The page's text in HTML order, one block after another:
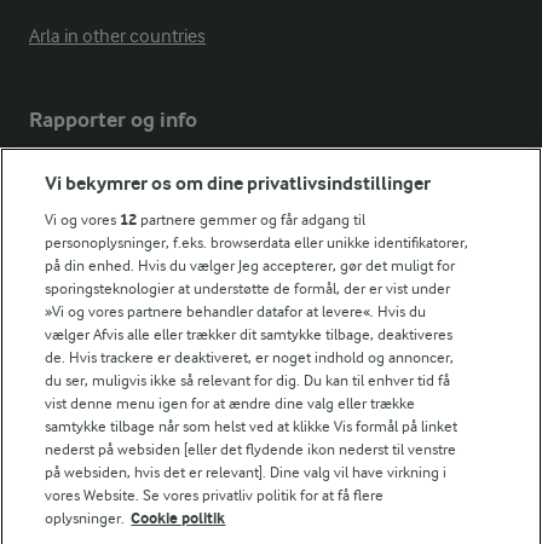
Arla in other countries
Rapporter og info
Årsrapport
FarmAhead™ Check rapport
Andelshaverinfo: Mælkepris
Fødevarestyrelsens smiley-rapporter for Arla Foods
Fødevarestyrelsens smiley-rapporter for Jörd
Fødevarestyrelsens smiley-rapporter for Lurpak PB
Følg
Vi bekymrer os om dine privatlivsindstillinger
Vi og vores 12 partnere gemmer og får adgang til
personoplysninger, f.eks. browserdata eller unikke identifikatorer,
på din enhed. Hvis du vælger Jeg accepterer, gør det muligt for
sporingsteknologier at understøtte de formål, der er vist under
»Vi og vores partnere behandler datafor at levere«. Hvis du
vælger Afvis alle eller trækker dit samtykke tilbage, deaktiveres
de. Hvis trackere er deaktiveret, er noget indhold og annoncer,
du ser, muligvis ikke så relevant for dig. Du kan til enhver tid få
vist denne menu igen for at ændre dine valg eller trække
samtykke tilbage når som helst ved at klikke Vis formål på linket
nederst på websiden [eller det flydende ikon nederst til venstre
på websiden, hvis det er relevant]. Dine valg vil have virkning i
vores Website. Se vores privatliv politik for at få flere
oplysninger. Cookie politik